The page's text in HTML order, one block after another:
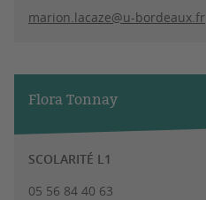
marion.lacaze@u-bordeaux.fr
Flora Tonnay
SCOLARITÉ L1
05 56 84 40 63